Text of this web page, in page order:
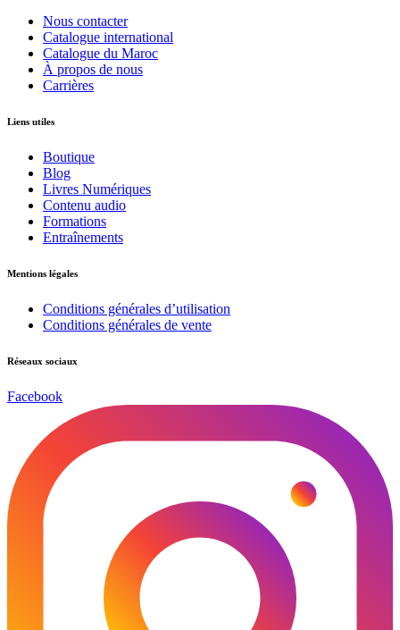
Nous contacter
Catalogue international
Catalogue du Maroc
À propos de nous
Carrières
Liens utiles
Boutique
Blog
Livres Numériques
Contenu audio
Formations
Entraînements
Mentions légales
Conditions générales d’utilisation
Conditions générales de vente
Réseaux sociaux
Facebook